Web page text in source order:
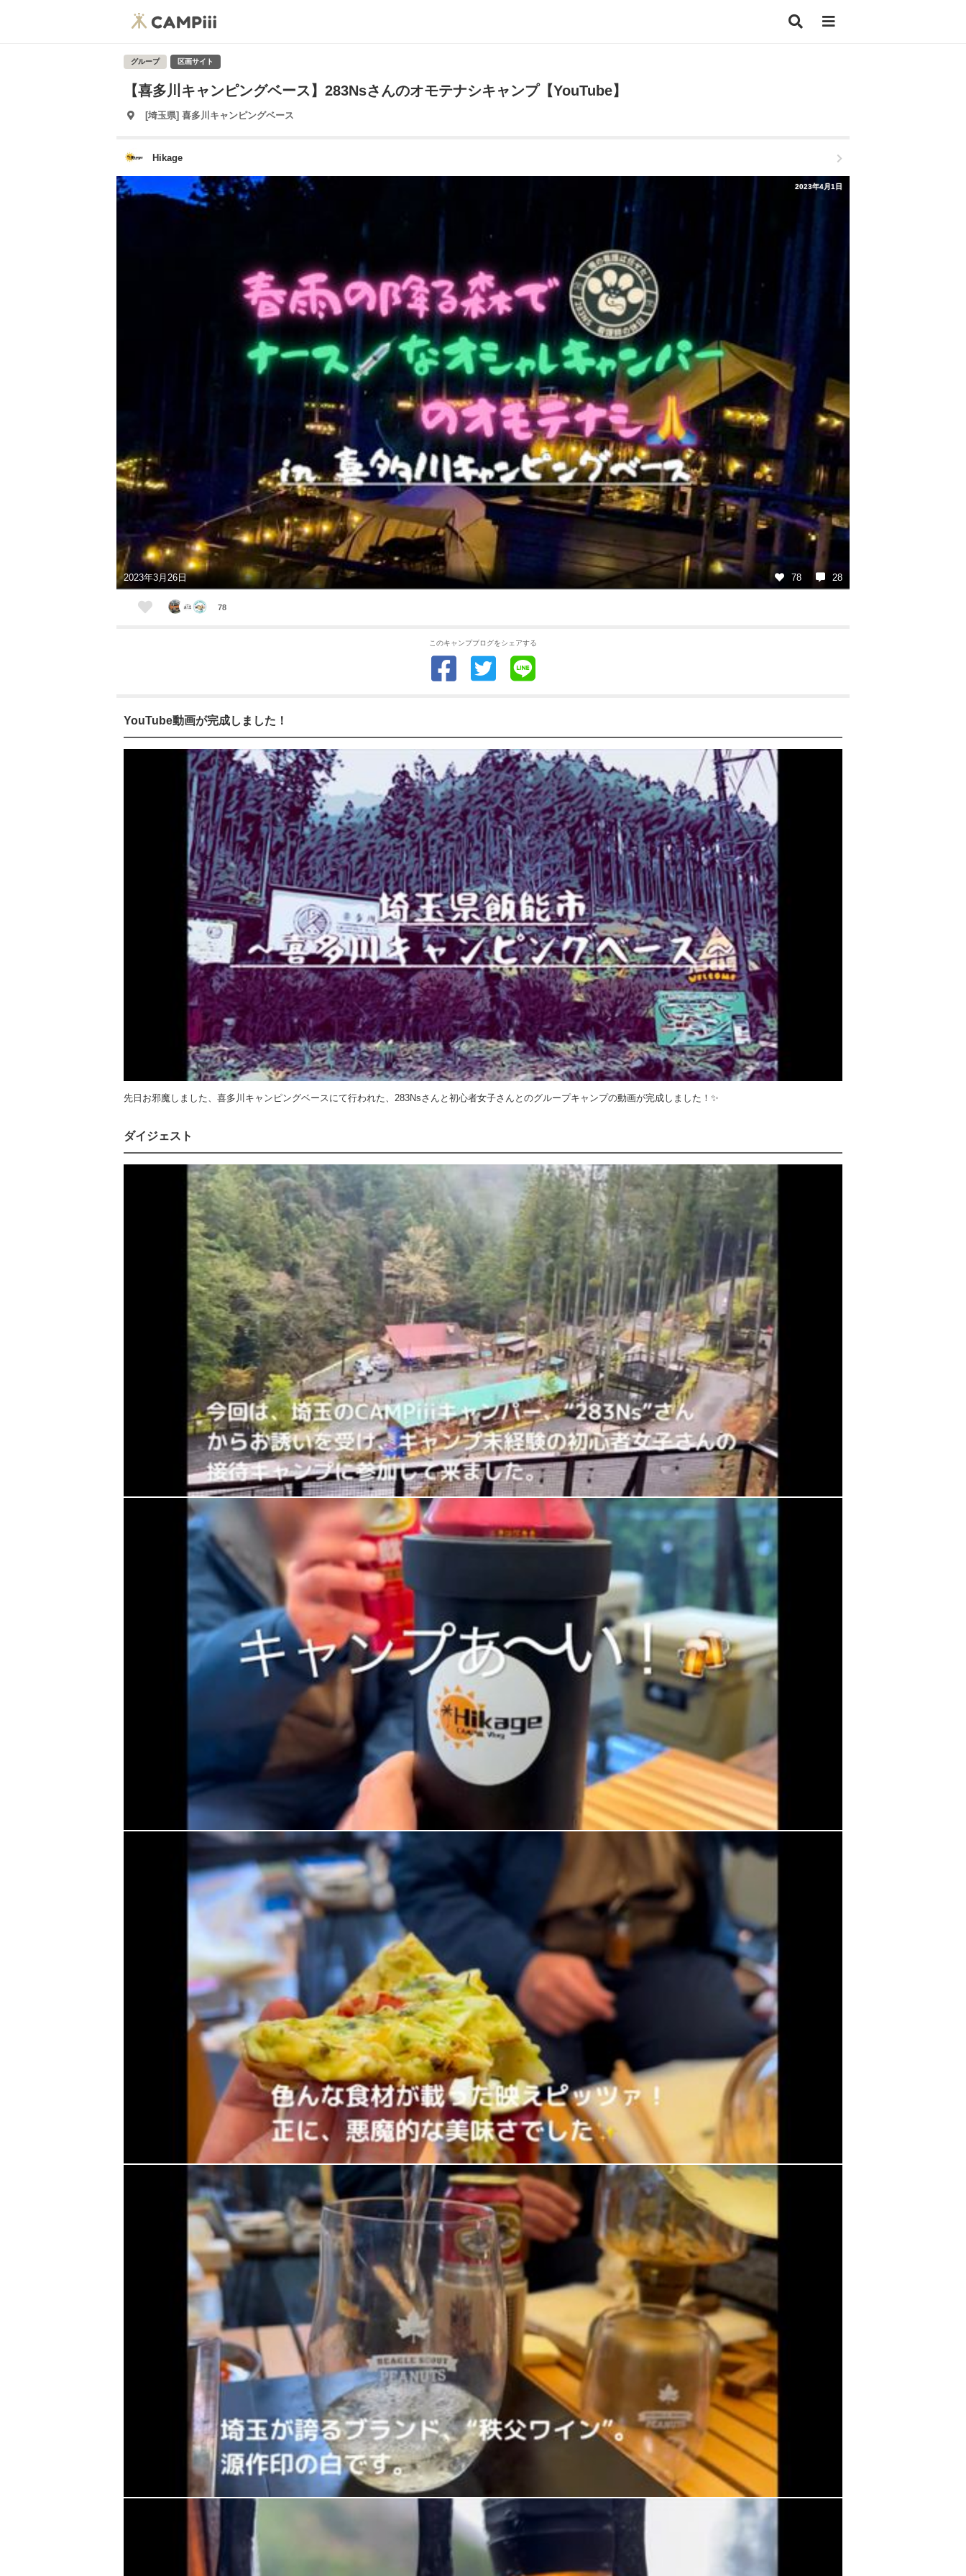
グループ 区画サイト
【喜多川キャンピングベース】283Nsさんのオモテナシキャンプ【YouTube】
[埼玉県] 喜多川キャンピングベース
Hikage
2023年4月1日
2023年3月26日 78 28
78
このキャンプブログをシェアする
YouTube動画が完成しました！
先日お邪魔しました、喜多川キャンピングベースにて行われた、283Nsさんと初心者女子さんとのグループキャンプの動画が完成しました！✨
ダイジェスト